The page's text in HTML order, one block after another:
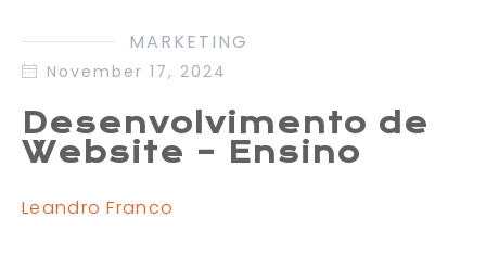
MARKETING
November 17, 2024
Desenvolvimento de
Website – Ensino
Leandro Franco